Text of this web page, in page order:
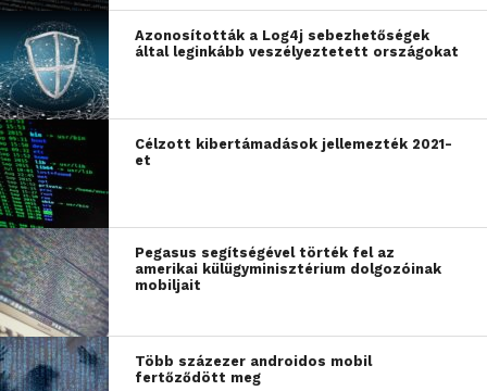
Azonosították a Log4j sebezhetőségek
által leginkább veszélyeztetett országokat
Célzott kibertámadások jellemezték 2021-
et
Pegasus segítségével törték fel az
amerikai külügyminisztérium dolgozóinak
mobiljait
Több százezer androidos mobil
fertőződött meg